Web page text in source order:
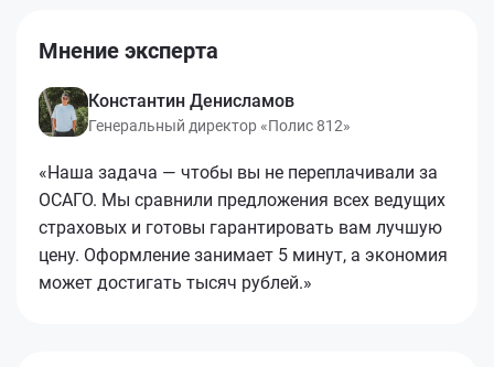
Мнение эксперта
Константин Денисламов
Генеральный директор «Полис 812»
«Наша задача — чтобы вы не переплачивали за
ОСАГО. Мы сравнили предложения всех ведущих
страховых и готовы гарантировать вам лучшую
цену. Оформление занимает 5 минут, а экономия
может достигать тысяч рублей.»